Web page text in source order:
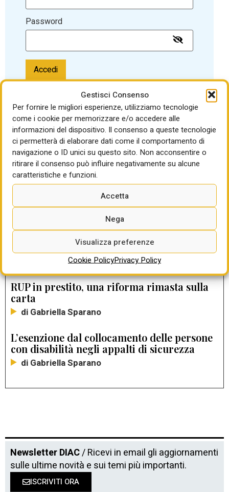
Gestisci Consenso
Per fornire le migliori esperienze, utilizziamo tecnologie
come i cookie per memorizzare e/o accedere alle
informazioni del dispositivo. Il consenso a queste tecnologie
ci permetterà di elaborare dati come il comportamento di
navigazione o ID unici su questo sito. Non acconsentire o
ritirare il consenso può influire negativamente su alcune
caratteristiche e funzioni.
Accetta
Nega
Visualizza preferenze
Cookie PolicyPrivacy Policy
Password
Accedi
Password dimenticata?
LEGGI ANCHE
La temporanea sospensione
dell’anticipazione nei contratti pubblici va
richiesta dall’appaltatore e approvata dalla
stazione appaltante: contribuirà ad
alleggerire le tensioni finanziarie di
numerosi operatori economici
di Gabriella Sparano
RUP in prestito, una riforma rimasta sulla
carta
di Gabriella Sparano
L’esenzione dal collocamento delle persone
con disabilità negli appalti di sicurezza
di Gabriella Sparano
Newsletter DIAC/ Ricevi in email gli aggiornamenti
sulle ultime novità e sui temi più importanti.
ISCRIVITI ORA